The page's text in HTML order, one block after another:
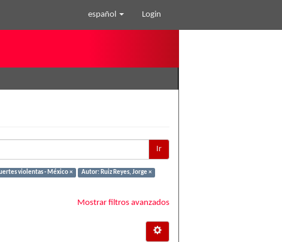
español Login
Ir
violentas - México ×
Autor: Ruiz Reyes, Jorge ×
Mostrar filtros avanzados